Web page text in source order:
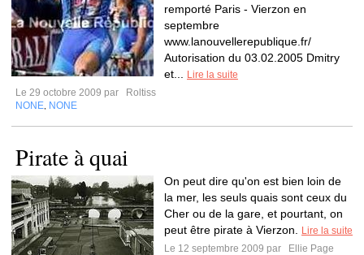
remporté Paris - Vierzon en
septembre
www.lanouvellerepublique.fr/
Autorisation du 03.02.2005 Dmitry
et...
Lire la suite
Le 29 octobre 2009 par
Roltiss
NONE NONE
Pirate à quai
On peut dire qu'on est bien loin de
la mer, les seuls quais sont ceux du
Cher ou de la gare, et pourtant, on
peut être pirate à Vierzon.
Lire la suite
Le 12 septembre 2009 par
Ellie Page